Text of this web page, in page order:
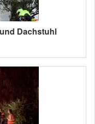
Dachstuhl